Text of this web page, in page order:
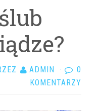
ADMIN ·
0
KOMENTARZY